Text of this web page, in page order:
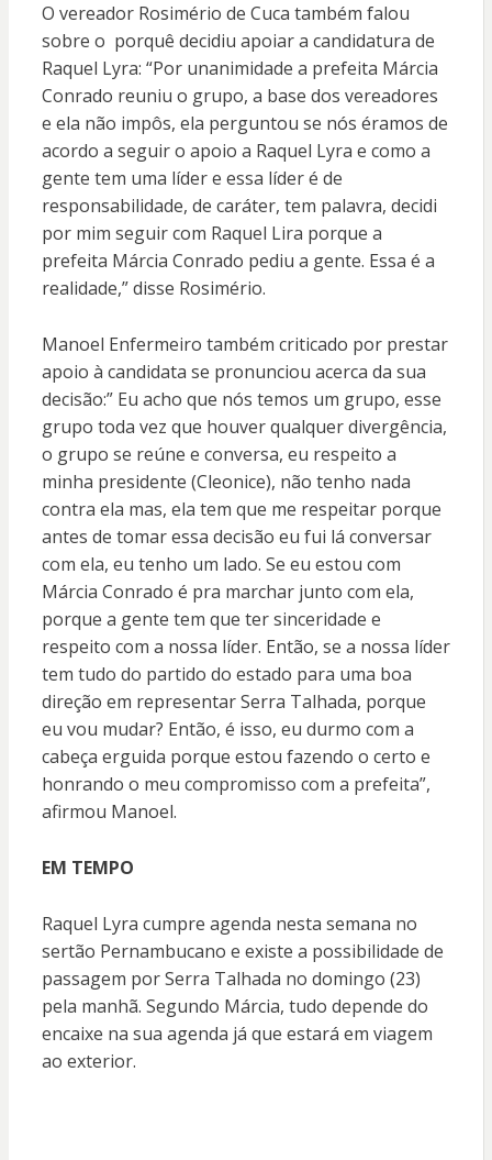
O vereador Rosimério de Cuca também falou
sobre o porquê decidiu apoiar a candidatura de
Raquel Lyra: “Por unanimidade a prefeita Márcia
Conrado reuniu o grupo, a base dos vereadores
e ela não impôs, ela perguntou se nós éramos de
acordo a seguir o apoio a Raquel Lyra e como a
gente tem uma líder e essa líder é de
responsabilidade, de caráter, tem palavra, decidi
por mim seguir com Raquel Lira porque a
prefeita Márcia Conrado pediu a gente. Essa é a
realidade,” disse Rosimério.
Manoel Enfermeiro também criticado por prestar
apoio à candidata se pronunciou acerca da sua
decisão:” Eu acho que nós temos um grupo, esse
grupo toda vez que houver qualquer divergência,
o grupo se reúne e conversa, eu respeito a
minha presidente (Cleonice), não tenho nada
contra ela mas, ela tem que me respeitar porque
antes de tomar essa decisão eu fui lá conversar
com ela, eu tenho um lado. Se eu estou com
Márcia Conrado é pra marchar junto com ela,
porque a gente tem que ter sinceridade e
respeito com a nossa líder. Então, se a nossa líder
tem tudo do partido do estado para uma boa
direção em representar Serra Talhada, porque
eu vou mudar? Então, é isso, eu durmo com a
cabeça erguida porque estou fazendo o certo e
honrando o meu compromisso com a prefeita”,
afirmou Manoel.
EM TEMPO
Raquel Lyra cumpre agenda nesta semana no
sertão Pernambucano e existe a possibilidade de
passagem por Serra Talhada no domingo (23)
pela manhã. Segundo Márcia, tudo depende do
encaixe na sua agenda já que estará em viagem
ao exterior.